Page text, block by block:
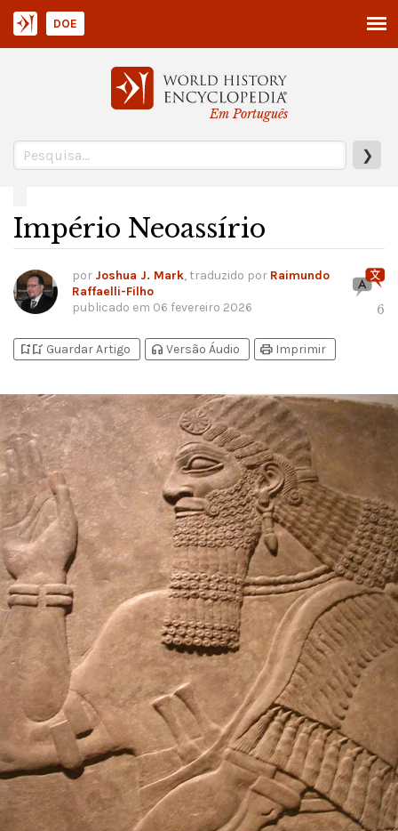
Em Português
❯
DOE
Império Neoassírio
por Joshua J. Mark, traduzido por Raimundo
Raffaelli-Filho
publicado em 06 fevereiro 2026 6
bookmark_addbookmark_added Guardar Artigo headphones Versão Áudio print Imprimir